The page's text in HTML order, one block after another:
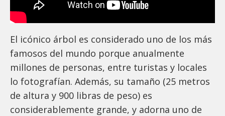
El icónico árbol es considerado uno de los más
famosos del mundo porque anualmente
millones de personas, entre turistas y locales
lo fotografían. Además, su tamaño (25 metros
de altura y 900 libras de peso) es
considerablemente grande, y adorna uno de